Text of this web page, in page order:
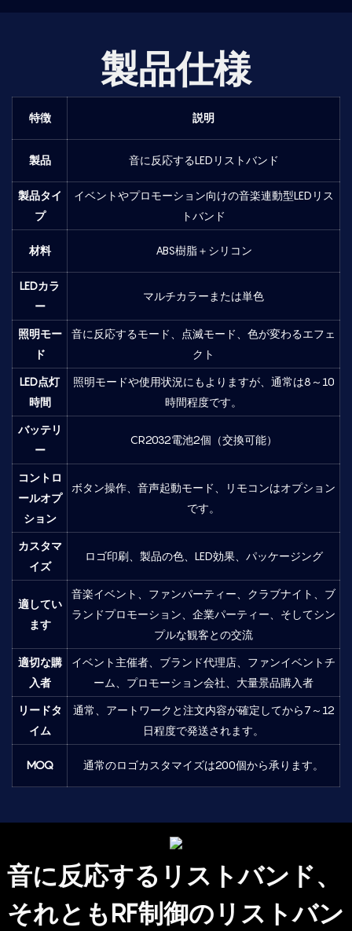
製品仕様
特徴 説明
製品 音に反応するLEDリストバンド
製品タイ
プ
イベントやプロモーション向けの音楽連動型LEDリス
トバンド
材料 ABS樹脂＋シリコン
LEDカラ
ー
マルチカラーまたは単色
照明モー
ド
音に反応するモード、点滅モード、色が変わるエフェ
クト
LED点灯
時間
照明モードや使用状況にもよりますが、通常は8～10
時間程度です。
バッテリ
ー
CR2032電池2個（交換可能）
コントロ
ールオプ
ション
ボタン操作、音声起動モード、リモコンはオプション
です。
カスタマ
イズ
ロゴ印刷、製品の色、LED効果、パッケージング
適してい
ます
音楽イベント、ファンパーティー、クラブナイト、ブ
ランドプロモーション、企業パーティー、そしてシン
プルな観客との交流
適切な購
入者
イベント主催者、ブランド代理店、ファンイベントチ
ーム、プロモーション会社、大量景品購入者
リードタ
イム
通常、アートワークと注文内容が確定してから7～12
日程度で発送されます。
MOQ 通常のロゴカスタマイズは200個から承ります。
音に反応するリストバンド、
それともRF制御のリストバン